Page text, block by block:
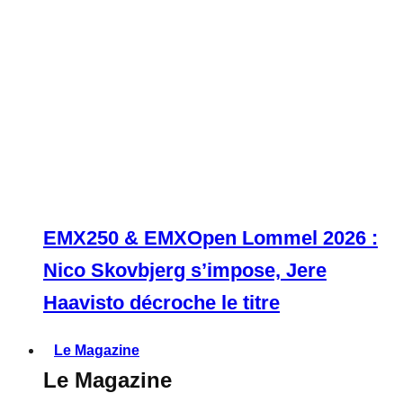
EMX250 & EMXOpen Lommel 2026 :
Nico Skovbjerg s’impose, Jere
Haavisto décroche le titre
Le Magazine
Le Magazine